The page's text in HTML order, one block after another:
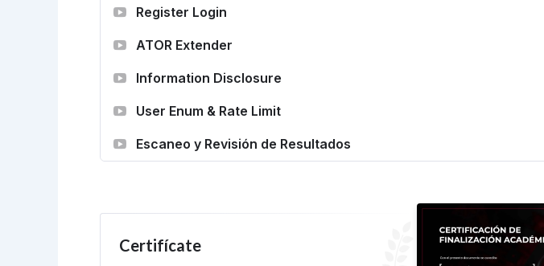
Register Login
ATOR Extender
Information Disclosure
User Enum & Rate Limit
Escaneo y Revisión de Resultados
Certifícate